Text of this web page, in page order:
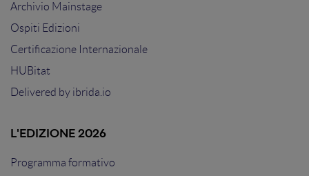
Archivio Mainstage
Ospiti Edizioni
Certificazione Internazionale
HUBitat
Delivered by ibrida.io
L'EDIZIONE 2026
Programma formativo